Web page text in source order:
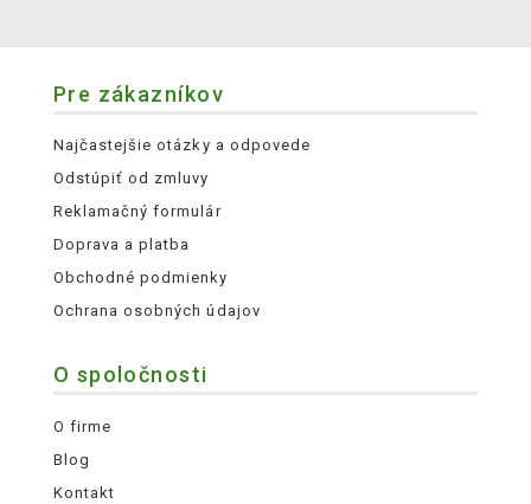
Pre zákazníkov
Najčastejšie otázky a odpovede
Odstúpiť od zmluvy
Reklamačný formulár
Doprava a platba
Obchodné podmienky
Ochrana osobných údajov
O spoločnosti
O firme
Blog
Kontakt